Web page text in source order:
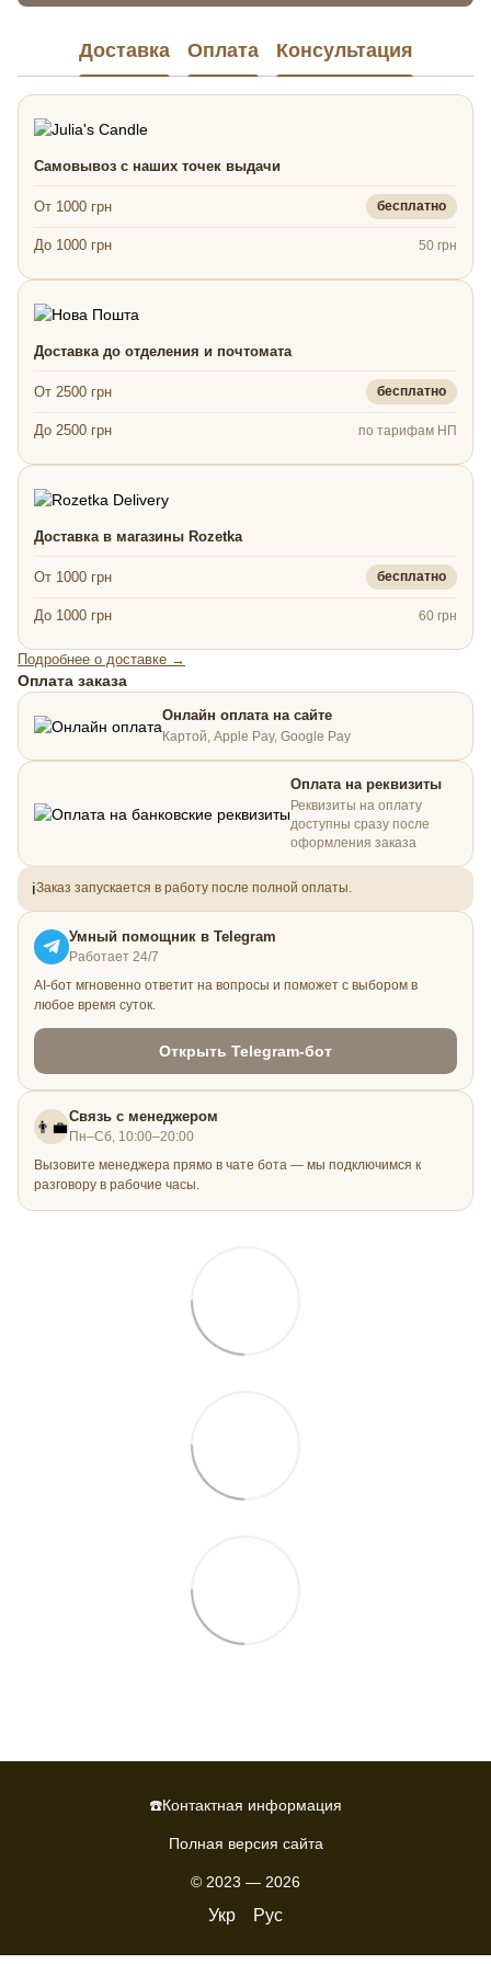
Доставка Оплата Консультация
Самовывоз с наших точек выдачи
От 1000 грн бесплатно
До 1000 грн 50 грн
Доставка до отделения и почтомата
От 2500 грн бесплатно
До 2500 грн по тарифам НП
Доставка в магазины Rozetka
От 1000 грн бесплатно
До 1000 грн 60 грн
Подробнее о доставке →
Оплата заказа
Онлайн оплата на сайте
Картой, Apple Pay, Google Pay
Оплата на реквизиты
Реквизиты на оплату
доступны сразу после
оформления заказа
ℹ️Заказ запускается в работу после полной оплаты.
Умный помощник в Telegram
Работает 24/7
AI-бот мгновенно ответит на вопросы и поможет с выбором в
любое время суток.
Открыть Telegram-бот
👨‍💼
Связь с менеджером
Пн–Сб, 10:00–20:00
Вызовите менеджера прямо в чате бота — мы подключимся к
разговору в рабочие часы.
☎️Контактная информация
Полная версия сайта
© 2023 — 2026
Укр Рус